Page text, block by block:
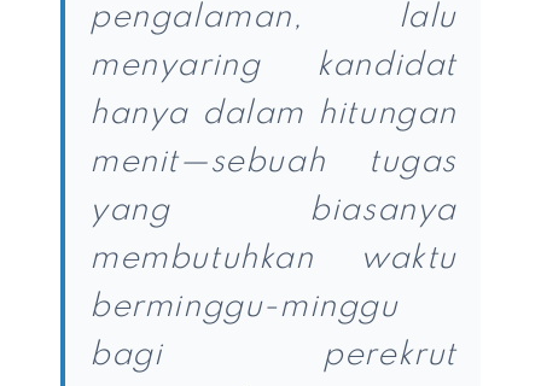
pengalaman, lalu
menyaring kandidat
hanya dalam hitungan
menit—sebuah tugas
yang biasanya
membutuhkan waktu
berminggu-minggu
bagi perekrut